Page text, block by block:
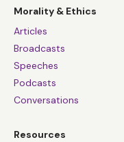
Morality & Ethics
Articles
Broadcasts
Speeches
Podcasts
Conversations
Resources